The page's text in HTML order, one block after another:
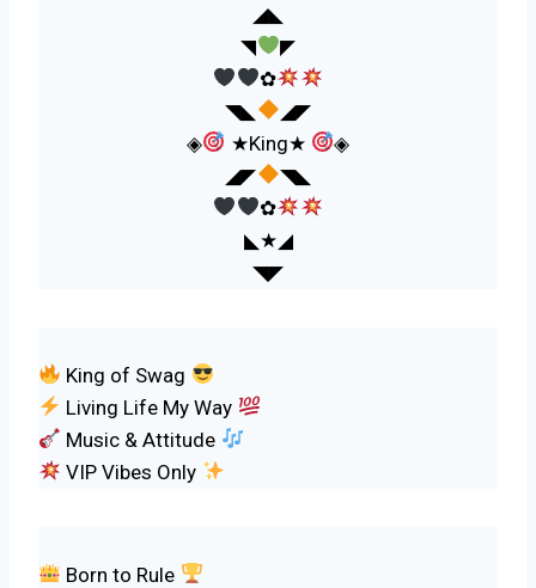
◢◣
◥
◤
✿
◥◣
◢◤
◈
★King★
◈
◢◤
◥◣
✿
◣★◢
◥◤
King of Swag
Living Life My Way
Music & Attitude
VIP Vibes Only
Born to Rule